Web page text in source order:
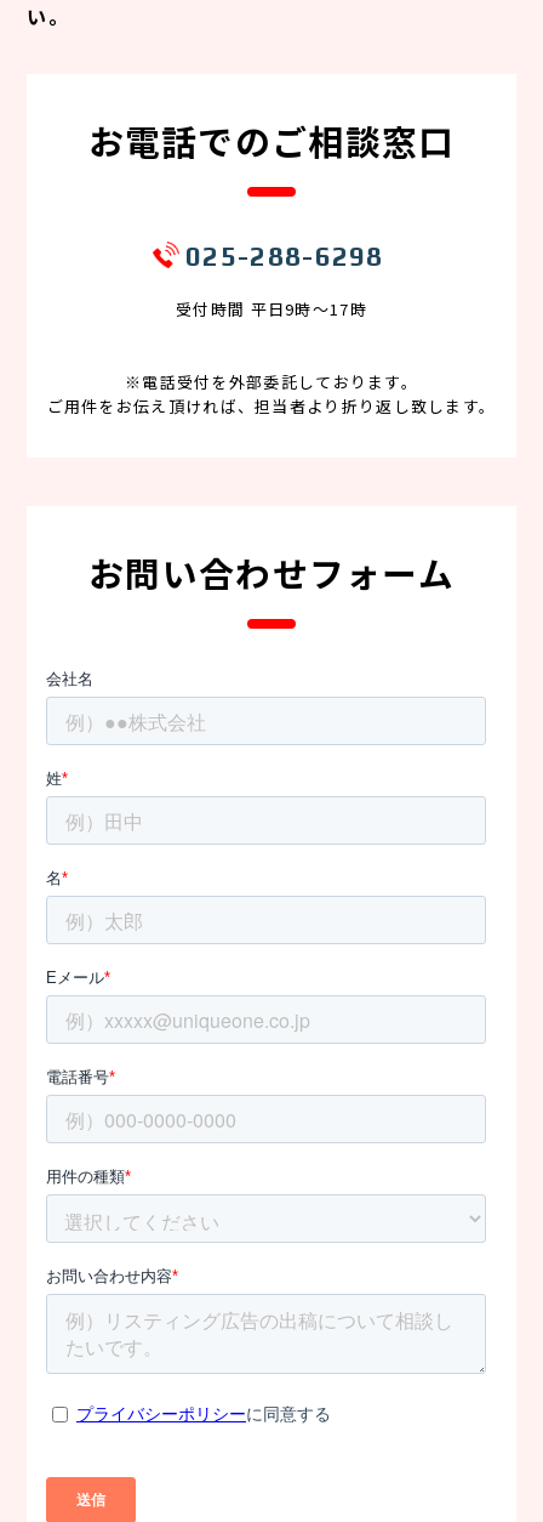
い。
お電話でのご相談窓口
025-288-6298
受付時間 平日9時〜17時
※電話受付を外部委託しております。
ご用件をお伝え頂ければ、担当者より折り返し致します。
お問い合わせフォーム